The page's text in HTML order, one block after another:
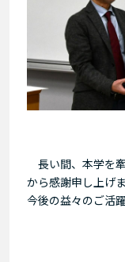
長い間、本学を
から感謝申し上げま
今後の益々のご活